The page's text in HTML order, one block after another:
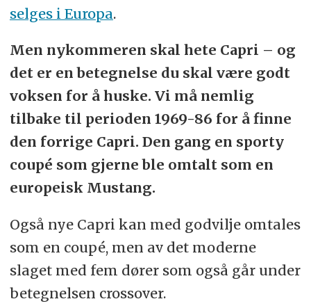
selges i Europa.
Men nykommeren skal hete Capri – og
det er en betegnelse du skal være godt
voksen for å huske. Vi må nemlig
tilbake til perioden 1969-86 for å finne
den forrige Capri. Den gang en sporty
coupé som gjerne ble omtalt som en
europeisk Mustang.
Også nye Capri kan med godvilje omtales
som en coupé, men av det moderne
slaget med fem dører som også går under
betegnelsen crossover.